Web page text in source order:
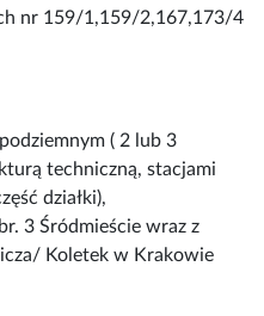
nr 159/1,159/2,167,173/4
( 2 lub 3
techniczną, stacjami
działki),
3 Śródmieście wraz z
Koletek w Krakowie